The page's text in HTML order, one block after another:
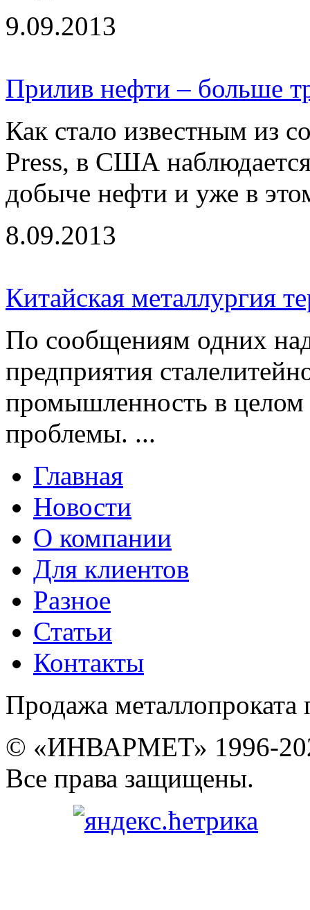
9.09.2013
Прилив нефти – больше
Как стало известным из
Press, в США
добыче нефти и уже в
8.09.2013
Китайская металлургия
По сообщениям одних
предприятия
промышленность в целом
проблемы. ...
Главная
Новости
О компании
Для клиентов
Разное
Статьи
Контакты
Продажа металлопроката
© «ИНВАРМЕТ» 1996-
Все права защищены.